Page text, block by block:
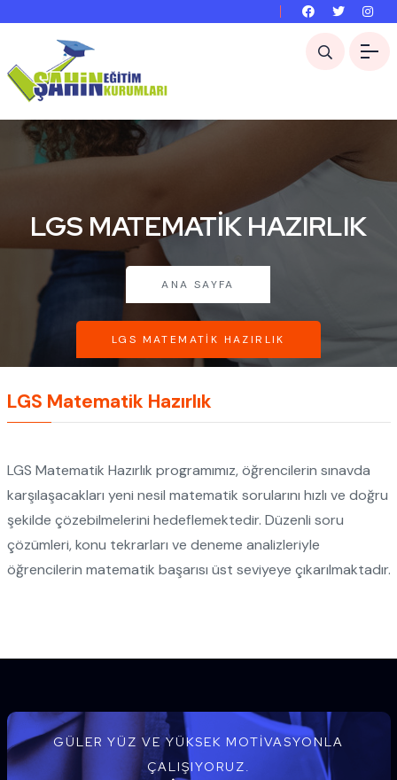
LGS MATEMATIK HAZIRLIK
ANA SAYFA
LGS MATEMATIK HAZIRLIK
LGS Matematik Hazırlık
LGS Matematik Hazırlık programımız, öğrencilerin sınavda
karşılaşacakları yeni nesil matematik sorularını hızlı ve doğru
şekilde çözebilmelerini hedeflemektedir. Düzenli soru
çözümleri, konu tekrarları ve deneme analizleriyle
öğrencilerin matematik başarısı üst seviyeye çıkarılmaktadır.
GÜLER YÜZ VE YÜKSEK MOTIVASYONLA
ÇALIŞIYORUZ.